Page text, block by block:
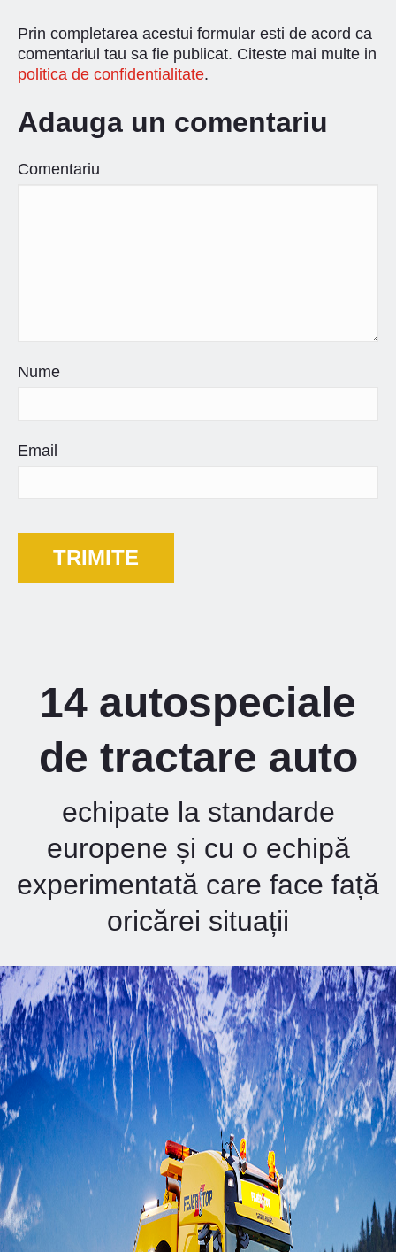
Prin completarea acestui formular esti de acord ca
comentariul tau sa fie publicat. Citeste mai multe in
politica de confidentialitate.
Adauga un comentariu
Comentariu
Nume
Email
14 autospeciale
de tractare auto
echipate la standarde
europene și cu o echipă
experimentată care face față
oricărei situații